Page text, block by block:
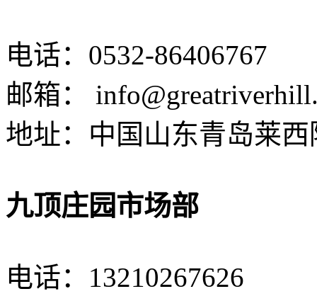
电话： 0532-86406767
邮箱：
地址：中国山东青岛莱
九顶庄园市场部
电话： 13210267626